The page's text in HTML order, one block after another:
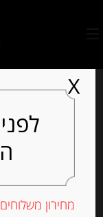
Out of
מחירון
X